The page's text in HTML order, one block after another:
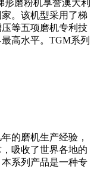
磨粉机享誉澳大利
。该机型采用了梯
等五项磨机专利技
高水平。TGM系列
的磨机生产经验，
吸收了世界各地的
系列产品是一种专